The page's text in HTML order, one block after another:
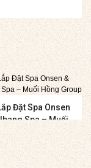
Đặt Spa Onsen
Spa – Muối